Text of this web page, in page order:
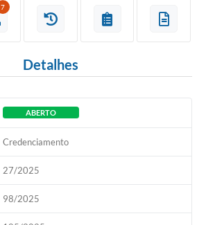
7
Detalhes
ABERTO
Credenciamento
27/2025
98/2025